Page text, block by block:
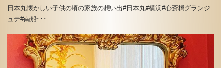
日本丸懐かしい子供の頃の家族の想い出#日本丸#横浜#心斎橋グランジ
ュテ#南船･･･